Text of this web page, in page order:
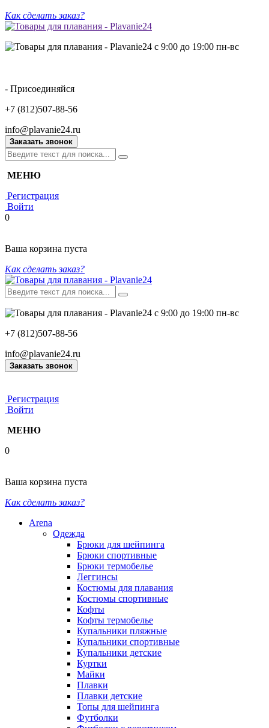
Как сделать заказ?
с 9:00 до 19:00 пн-вс
- Присоединяйся
+7 (812)507-88-56
info@plavanie24.ru
Заказать звонок
МЕНЮ
Регистрация
Войти
0
Ваша корзина пуста
Как сделать заказ?
с 9:00 до 19:00 пн-вс
+7 (812)507-88-56
info@plavanie24.ru
Заказать звонок
Регистрация
Войти
МЕНЮ
0
Ваша корзина пуста
Как сделать заказ?
Arena
Одежда
Брюки для шейпинга
Брюки спортивные
Брюки термобелье
Леггинсы
Костюмы для плавания
Костюмы спортивные
Кофты
Кофты термобелье
Купальники пляжные
Купальники спортивные
Купальники детские
Куртки
Майки
Плавки
Плавки детские
Топы для шейпинга
Футболки